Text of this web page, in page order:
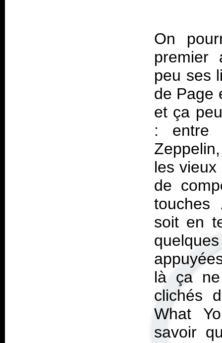
On
premier
peu ses
de Page
et ça
: entre
les
de
touches
soit en
là ça
clichés
What
savoir